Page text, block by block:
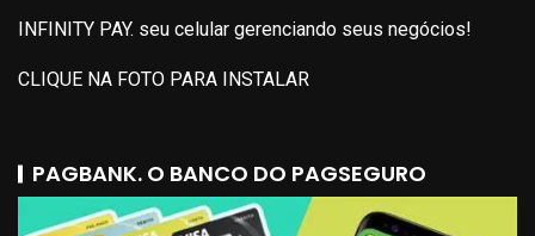
INFINITY PAY. seu celular gerenciando seus negócios!
CLIQUE NA FOTO PARA INSTALAR
PAGBANK. O BANCO DO PAGSEGURO